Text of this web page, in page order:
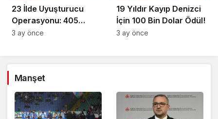
23 İlde Uyuşturucu
Operasyonu: 405
Gözaltı!
3 ay önce
19 Yıldır Kayıp Denizci
İçin 100 Bin Dolar Ödül!
3 ay önce
Manşet